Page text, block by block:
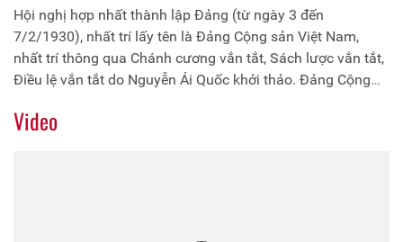
Hội nghị hợp nhất thành lập Đảng (từ ngày 3 đến
7/2/1930), nhất trí lấy tên là Đảng Cộng sản Việt Nam,
nhất trí thông qua Chánh cương vắn tắt, Sách lược vắn tắt,
Điều lệ vắn tắt do Nguyễn Ái Quốc khởi thảo. Đảng Cộng
mạng nước ta, chấm dứt cuộc khủng hoảng về đường lối
Video